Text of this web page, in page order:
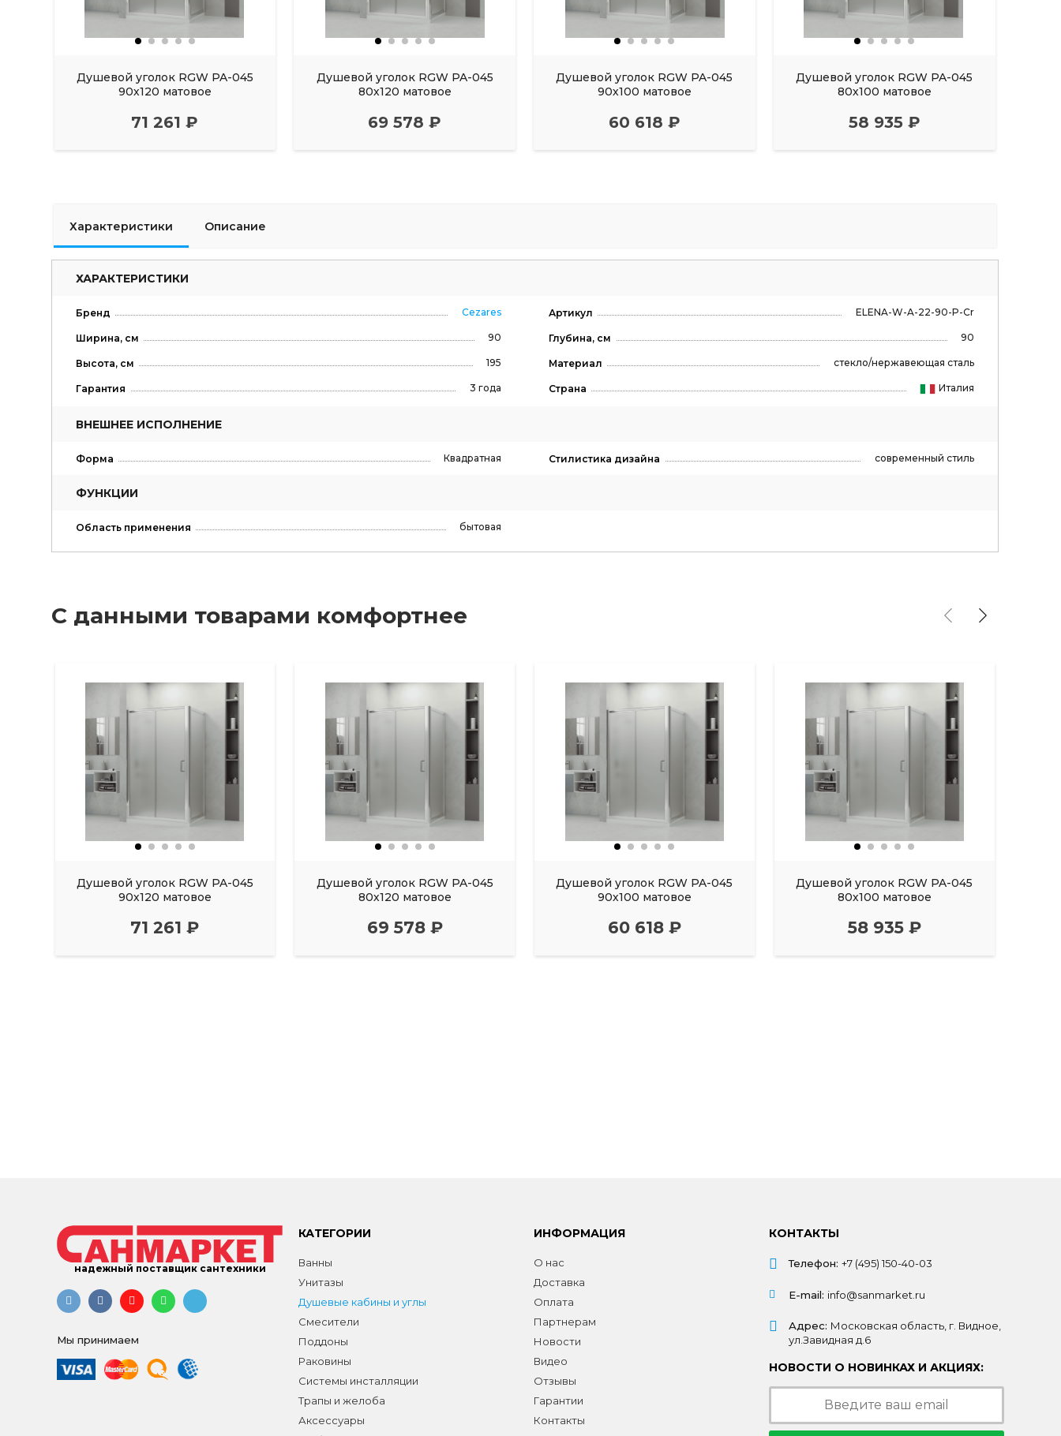
Душевой уголок RGW PA-045
90х120 матовое
71 261 ₽
Душевой уголок RGW PA-045
80х120 матовое
69 578 ₽
Душевой уголок RGW PA-045
90х100 матовое
60 618 ₽
Душевой уголок RGW PA-045
80х100 матовое
58 935 ₽
Характеристики Описание
ХАРАКТЕРИСТИКИ
Бренд Cezares Артикул ELENA-W-A-22-90-P-Cr
Ширина, см 90 Глубина, см 90
Высота, см 195 Материал стекло/нержавеющая сталь
Гарантия 3 года Страна Италия
ВНЕШНЕЕ ИСПОЛНЕНИЕ
Форма Квадратная Стилистика дизайна современный стиль
ФУНКЦИИ
Область применения бытовая
С данными товарами комфортнее
Душевой уголок RGW PA-045
90х120 матовое
71 261 ₽
Душевой уголок RGW PA-045
80х120 матовое
69 578 ₽
Душевой уголок RGW PA-045
90х100 матовое
60 618 ₽
Душевой уголок RGW PA-045
80х100 матовое
58 935 ₽
надежный поставщик сантехники
Мы принимаем
КАТЕГОРИИ
Ванны
Унитазы
Душевые кабины и углы
Смесители
Поддоны
Раковины
Системы инсталляции
Трапы и желоба
Аксессуары
ИНФОРМАЦИЯ
О нас
Доставка
Оплата
Партнерам
Новости
Видео
Отзывы
Гарантии
Контакты
КОНТАКТЫ
Телефон: +7 (495) 150-40-03
E-mail: info@sanmarket.ru
Адрес: Московская область, г. Видное,
ул.Завидная д.6
НОВОСТИ О НОВИНКАХ И АКЦИЯХ: